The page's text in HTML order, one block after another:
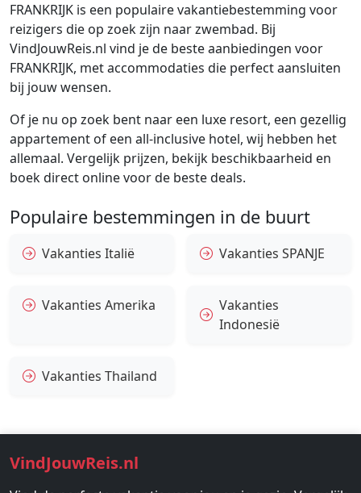
FRANKRIJK is een populaire vakantiebestemming voor
reizigers die op zoek zijn naar zwembad. Bij
VindJouwReis.nl vind je de beste aanbiedingen voor
FRANKRIJK, met accommodaties die perfect aansluiten
bij jouw wensen.
Of je nu op zoek bent naar een luxe resort, een gezellig
appartement of een all-inclusive hotel, wij hebben het
allemaal. Vergelijk prijzen, bekijk beschikbaarheid en
boek direct online voor de beste deals.
Populaire bestemmingen in de buurt
Vakanties Italië Vakanties SPANJE
Vakanties Amerika
Vakanties
Indonesië
Vakanties Thailand
VindJouwReis.nl